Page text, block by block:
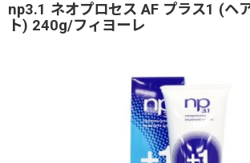
np3.1 ネオプロセス AF プラス1 (ヘ
ト) 240g/フィヨーレ